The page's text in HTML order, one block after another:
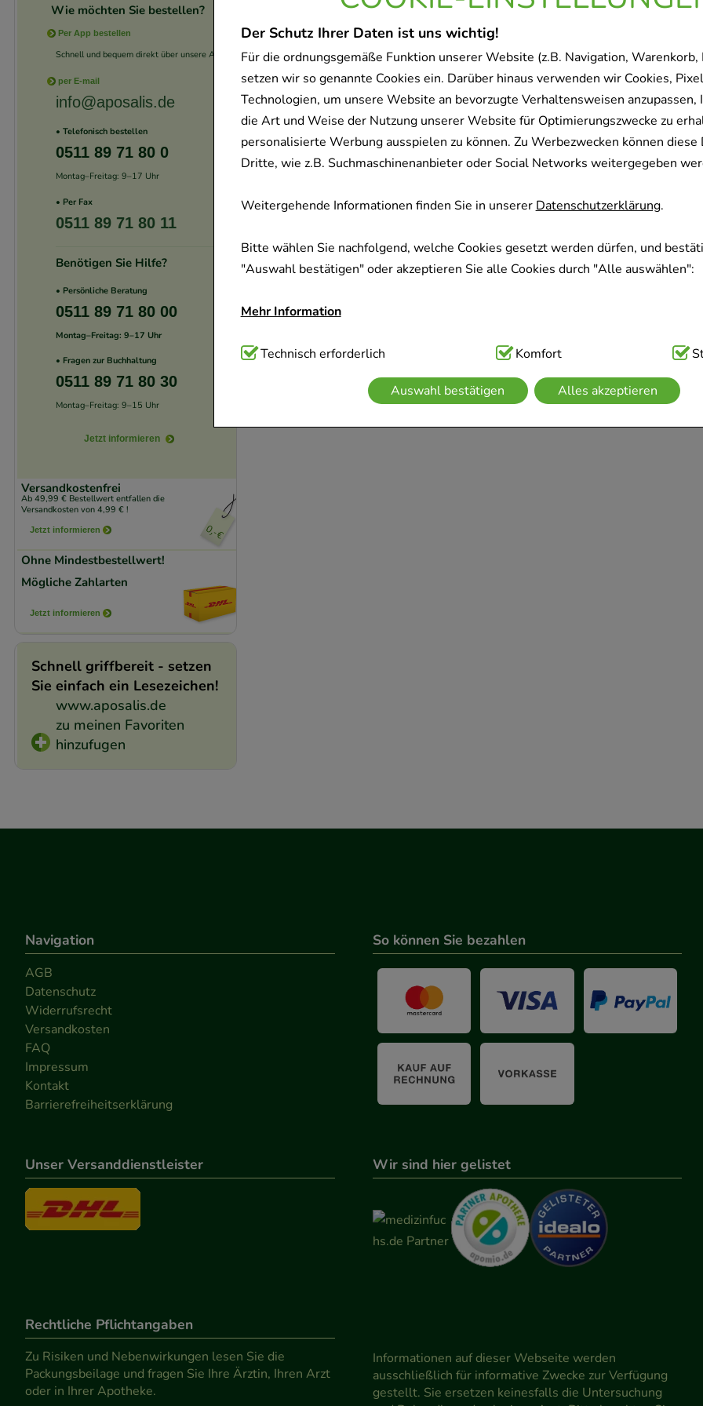
Der Schutz Ihrer Daten ist uns wichtig!
Für die ordnungsgemäße Funktion unserer Website (z.B. Navigation, Warenkorb,
setzen wir so genannte Cookies ein. Darüber hinaus verwenden wir Cookies,
Technologien, um unsere Website an bevorzugte Verhaltensweisen anzupassen,
die Art und Weise der Nutzung unserer Website für Optimierungszwecke zu
personalisierte Werbung ausspielen zu können. Zu Werbezwecken können diese
Dritte, wie z.B. Suchmaschinenanbieter oder Social Networks weitergegeben
Weitergehende Informationen finden Sie in unsererDatenschutzerklärung.
Bitte wählen Sie nachfolgend, welche Cookies gesetzt werden dürfen, und
"Auswahl bestätigen" oder akzeptieren Sie alle Cookies durch "Alle auswählen":
Mehr Information
Technisch Notwendig:Hierbei handelt es sich um Cookies, die für die
Website notwendig sind (z.B. Navigation, Warenkorb, Kundenkonto), weshalb
verzichtet werden kann.
Technisch erforderlich Komfort
Auswahl bestätigen Alles akzeptieren
Wie möchten Sie bestellen?
Per App bestellen
Schnell und bequem direkt über unsere App.
per E-mail
info@aposalis.de
• Telefonisch bestellen
0511 89 71 80 0
Montag–Freitag: 9–17 Uhr
• Per Fax
0511 89 71 80 11
Benötigen Sie Hilfe?
• Persönliche Beratung
0511 89 71 80 00
Montag–Freitag: 9–17 Uhr
• Fragen zur Buchhaltung
0511 89 71 80 30
Montag–Freitag: 9–15 Uhr
Jetzt informieren
Versandkostenfrei
Ab 49,99 € Bestellwert entfallen die
Versandkosten von 4,99 € !
Jetzt informieren
Ohne Mindestbestellwert!
Mögliche Zahlarten
Jetzt informieren
Schnell griffbereit - setzen
Sie einfach ein Lesezeichen!
www.aposalis.de
zu meinen Favoriten
hinzufugen
Navigation
AGB
Datenschutz
Widerrufsrecht
Versandkosten
FAQ
Impressum
Kontakt
Barrierefreiheitserklärung
So können Sie bezahlen
Unser Versanddienstleister Wir sind hier gelistet
Rechtliche Pflichtangaben
Zu Risiken und Nebenwirkungen lesen Sie die
Packungsbeilage und fragen Sie Ihre Ärztin, Ihren Arzt
oder in Ihrer Apotheke.
Informationen auf dieser Webseite werden
ausschließlich für informative Zwecke zur Verfügung
gestellt. Sie ersetzen keinesfalls die Untersuchung